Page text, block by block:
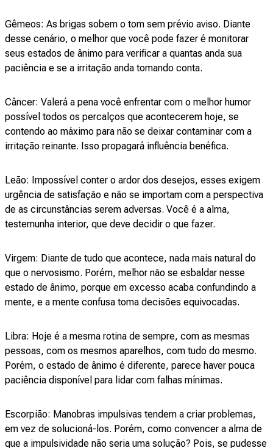
Gêmeos: As brigas sobem o tom sem prévio aviso. Diante
desse cenário, o melhor que você pode fazer é monitorar
seus estados de ânimo para verificar a quantas anda sua
paciência e se a irritação anda tomando conta.
Câncer: Valerá a pena você enfrentar com o melhor humor
possível todos os percalços que acontecerem hoje, se
contendo ao máximo para não se deixar contaminar com a
irritação reinante. Isso propagará influência benéfica.
Leão: Impossível conter o ardor dos desejos, esses exigem
urgência de satisfação e não se importam com a perspectiva
de as circunstâncias serem adversas. Você é a alma,
testemunha interior, que deve decidir o que fazer.
Virgem: Diante de tudo que acontece, nada mais natural do
que o nervosismo. Porém, melhor não se esbaldar nesse
estado de ânimo, porque em excesso acaba confundindo a
mente, e a mente confusa toma decisões equivocadas.
Libra: Hoje é a mesma rotina de sempre, com as mesmas
pessoas, com os mesmos aparelhos, com tudo do mesmo.
Porém, o estado de ânimo é diferente, parece haver pouca
paciência disponível para lidar com falhas mínimas.
Escorpião: Manobras impulsivas tendem a criar problemas,
em vez de solucioná-los. Porém, como convencer a alma de
que a impulsividade não seria uma solução? Pois, se pudesse